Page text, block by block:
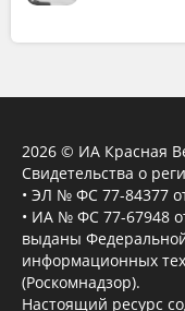
2026 © ИА Красная
Свидетельства о
• ЭЛ № ФС 77-84377
• ИА № ФС 77-67948
выданы
информационных
(Роскомнадзор).
Настоящий ресурс